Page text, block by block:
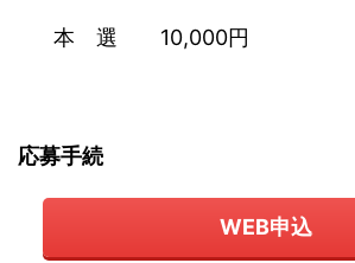
本 選 10,000円
応募手続
WEB申込